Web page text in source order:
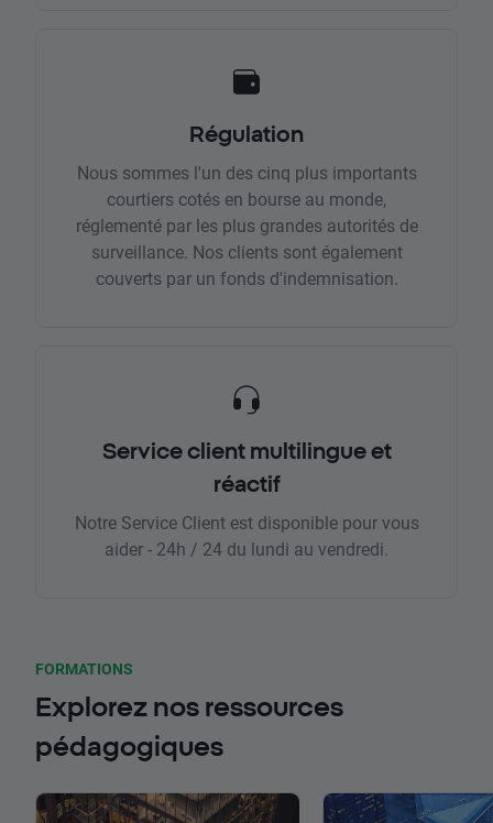
Régulation
Nous sommes l'un des cinq plus importants
courtiers cotés en bourse au monde,
réglementé par les plus grandes autorités de
surveillance. Nos clients sont également
couverts par un fonds d'indemnisation.
Service client multilingue et
réactif
Notre Service Client est disponible pour vous
aider - 24h / 24 du lundi au vendredi.
FORMATIONS
Explorez nos ressources
pédagogiques